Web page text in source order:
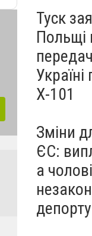
Туск
Польщі
Україні
Х-101
Зміни
ЄС:
а